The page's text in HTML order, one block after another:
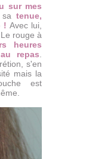
sur mes
satenue,
! Avec lui,
rouge à
heures
repas
s'en
mais la
est